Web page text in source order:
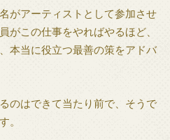
がアーティストとして参加させ
がこの仕事をやればやるほど、
本当に役立つ最善の策をアドバ
のはできて当たり前で、そうで
。